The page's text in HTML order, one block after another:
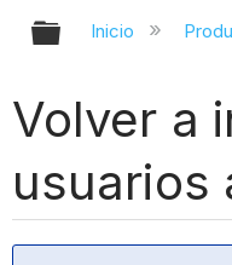
Expandir/
Inicio
Volver a
usuarios